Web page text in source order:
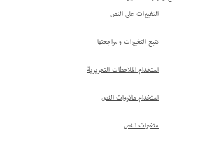
التغييرات على النص
تتبع التغييرات ومراجعتها
استخدام الملاحظات التحريرية
استخدام ماكروات النص
متغيرات النص